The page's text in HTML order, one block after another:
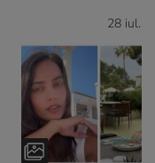
28 iul.